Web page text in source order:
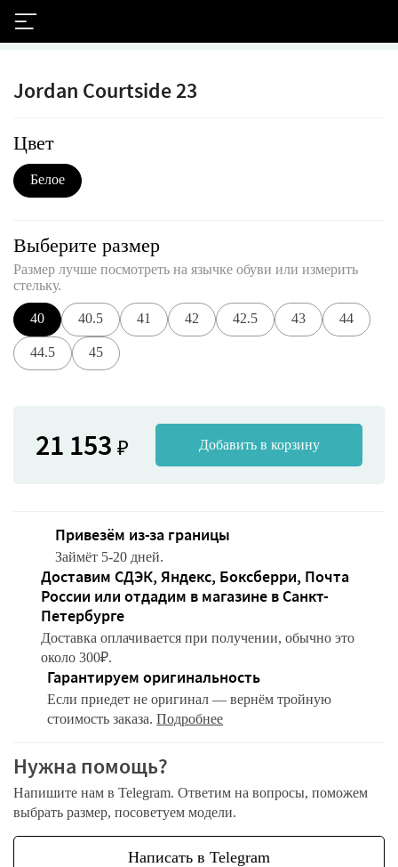
Jordan Courtside 23
Цвет
Белое
Выберите размер
Размер лучше посмотреть на язычке обуви или измерить
стельку.
40 40.5 41 42 42.5 43 44
44.5 45
21 153 ₽ Добавить в корзину
Привезём из-за границы
Займёт 5-20 дней.
Доставим СДЭК, Яндекс, Боксберри, Почта
России или отдадим в магазине в Санкт-
Петербурге
Доставка оплачивается при получении, обычно это
около 300₽.
Гарантируем оригинальность
Если приедет не оригинал — вернём тройную
стоимость заказа.Подробнее
Нужна помощь?
Напишите нам в Telegram. Ответим на вопросы, поможем
выбрать размер, посоветуем модели.
Написать в Telegram